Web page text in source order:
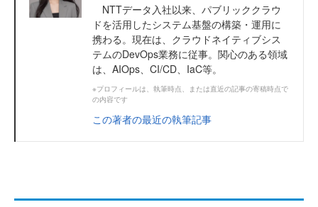
NTTデータ入社以来、パブリッククラウ
ドを活用したシステム基盤の構築・運用に
携わる。現在は、クラウドネイティブシス
テムのDevOps業務に従事。関心のある領域
は、AIOps、CI/CD、IaC等。
※プロフィールは、執筆時点、または直近の記事の寄稿時点で
の内容です
この著者の最近の執筆記事